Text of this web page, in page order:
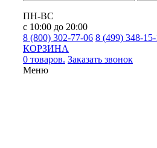
ПН-ВС
с 10:00 до 20:00
8 (800) 302-77-06 8 (499) 348-15-
КОРЗИНА
0 товаров. Заказать звонок
Меню